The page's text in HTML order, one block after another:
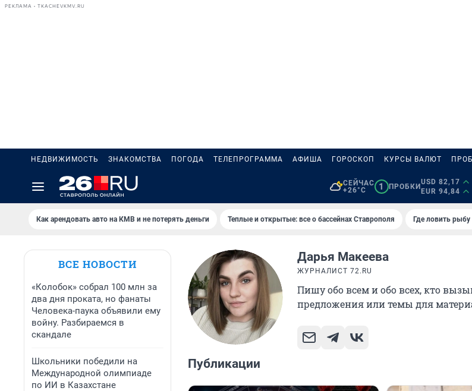
РЕКЛАМА • TKACHEVKMV.RU
НЕДВИЖИМОСТЬ ЗНАКОМСТВА ПОГОДА ТЕЛЕПРОГРАММА АФИША ГОРОСКОП КУРСЫ ВАЛЮТ
СЕЙЧАС
+26°C
1 ПРОБКИ
USD 82,17
EUR 94,84
Как арендовать авто на КМВ и не потерять деньги Теплые и открытые: все о бассейнах Ставрополя Где ловить
ВСЕ НОВОСТИ
«Колобок» собрал 100 млн за
два дня проката, но фанаты
Человека-паука объявили ему
войну. Разбираемся в
скандале
Школьники победили на
Международной олимпиаде
по ИИ в Казахстане
Дарья Макеева
ЖУРНАЛИСТ 72.RU
Пишу обо всем и обо всех, кто
предложения или темы для
Публикации